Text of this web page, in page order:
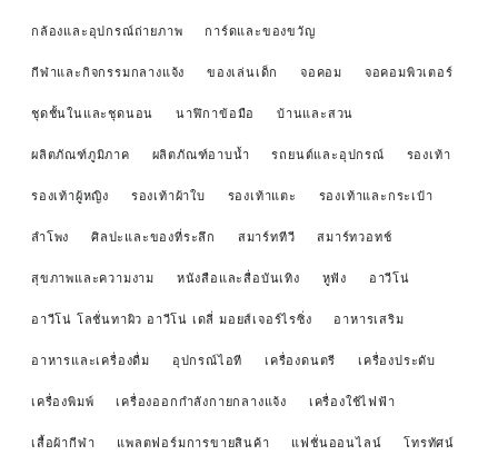
กล้องและอุปกรณ์ถ่ายภาพ การ์ดและของขวัญ
กีฬาและกิจกรรมกลางแจ้ง ของเล่นเด็ก จอคอม จอคอมพิวเตอร์
ชุดชั้นในและชุดนอน นาฬิกาข้อมือ บ้านและสวน
ผลิตภัณฑ์ภูมิภาค ผลิตภัณฑ์อาบน้ำ รถยนต์และอุปกรณ์ รองเท้า
รองเท้าผู้หญิง รองเท้าผ้าใบ รองเท้าแตะ รองเท้าและกระเป๋า
ลำโพง ศิลปะและของที่ระลึก สมาร์ททีวี สมาร์ทวอทช์
สุขภาพและความงาม หนังสือและสื่อบันเทิง หูฟัง อาวีโน่
อาวีโน่ โลชั่นทาผิว อาวีโน่ เดลี่ มอยส์เจอร์ไรซิ่ง อาหารเสริม
อาหารและเครื่องดื่ม อุปกรณ์ไอที เครื่องดนตรี เครื่องประดับ
เครื่องพิมพ์ เครื่องออกกำลังกายกลางแจ้ง เครื่องใช้ไฟฟ้า
เสื้อผ้ากีฬา แพลตฟอร์มการขายสินค้า แฟชั่นออนไลน์ โทรทัศน์